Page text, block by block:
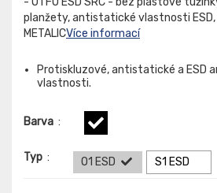
planžety, antistatické vlastnosti ESD,
METALICVíce informací
Protiskluzové, antistatické a ESD
vlastnosti.
Barva :
Typ : O1 ESD S1 ESD